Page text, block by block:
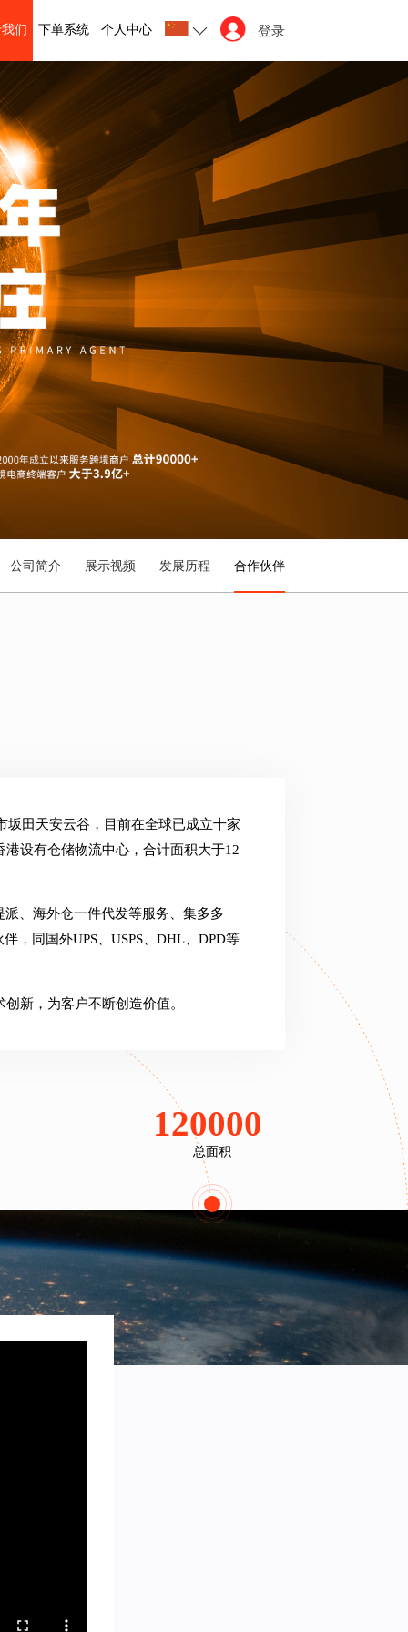
们 下单系统 个人中心 登录
公司简介 展示视频 发展历程 合作伙伴
田天安云谷，目前在全球已成立十家
设有仓储物流中心，合计面积大于12
、海外仓一件代发等服务、集多多
，同国外UPS、USPS、DHL、DPD等
新，为客户不断创造价值。
120000
总面积